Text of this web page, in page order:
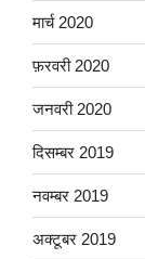
मार्च 2020
फ़रवरी 2020
जनवरी 2020
दिसम्बर 2019
नवम्बर 2019
अक्टूबर 2019